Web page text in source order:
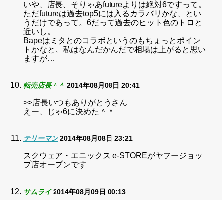
いや、店長、そりゃあfutureよりは絶対6ですって。
ただfutureは過去top5には入るカラバリかな、とい
うだけであって。6だって過去のヒット色のトロと
近いし。
Bapeはミタとのコラボというのもちょっとポイン
トかなと。私はなんだかんだで相場は上がると思い
ますが…
転売店長＾＾ 2014年08月08日 20:41
>>店長いつもありがとうさん
えー、じゃ6に決めた＾＾
テリーマン 2014年08月08日 23:21
スクウェア・エニックス e-STOREがヤフージョッ
プ店オープンです
サムライ 2014年08月09日 00:13